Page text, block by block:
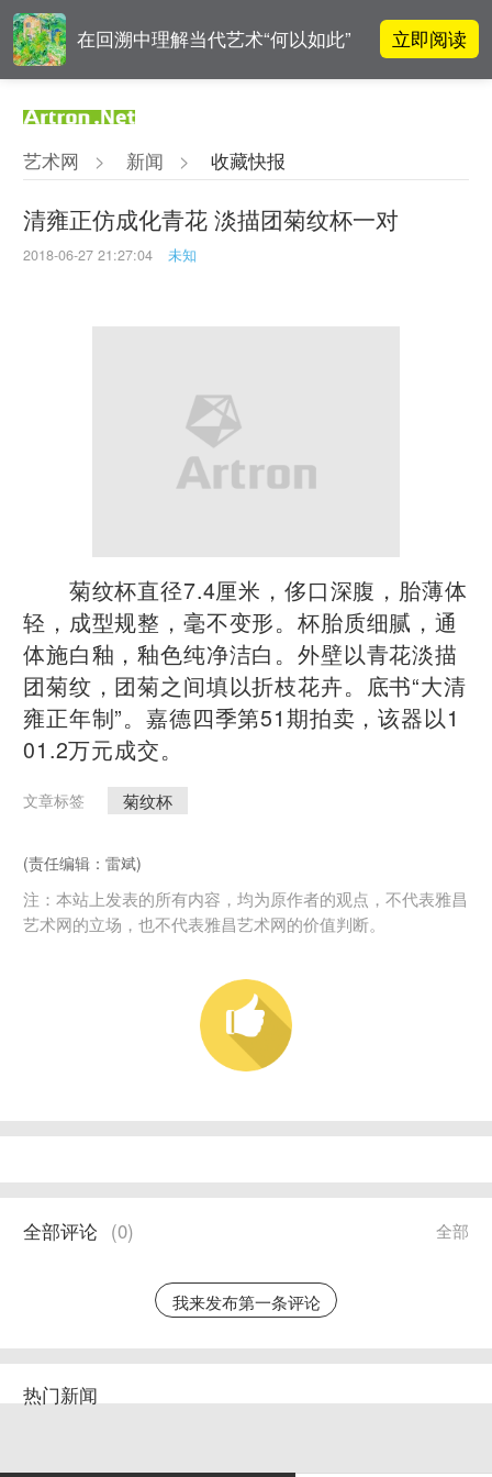
在回溯中理解当代艺术“何以如此” 立即阅读
发起全球维权
雅昌指数 | 月度(2025年7月)策展人
影响力榜单
李铁夫冯钢百领衔 作为群体的早期
艺术网 > 新闻 > 收藏快报
清雍正仿成化青花 淡描团菊纹杯一对
2018-06-27 21:27:04 未知
菊纹杯直径7.4厘米，侈口深腹，胎薄体
轻，成型规整，毫不变形。杯胎质细腻，通
体施白釉，釉色纯净洁白。外壁以青花淡描
团菊纹，团菊之间填以折枝花卉。底书“大清
雍正年制”。嘉德四季第51期拍卖，该器以1
01.2万元成交。
文章标签 菊纹杯
(责任编辑：雷斌)
注：本站上发表的所有内容，均为原作者的观点，不代表雅昌
艺术网的立场，也不代表雅昌艺术网的价值判断。
全部
全部评论 (0)
我来发布第一条评论
热门新闻